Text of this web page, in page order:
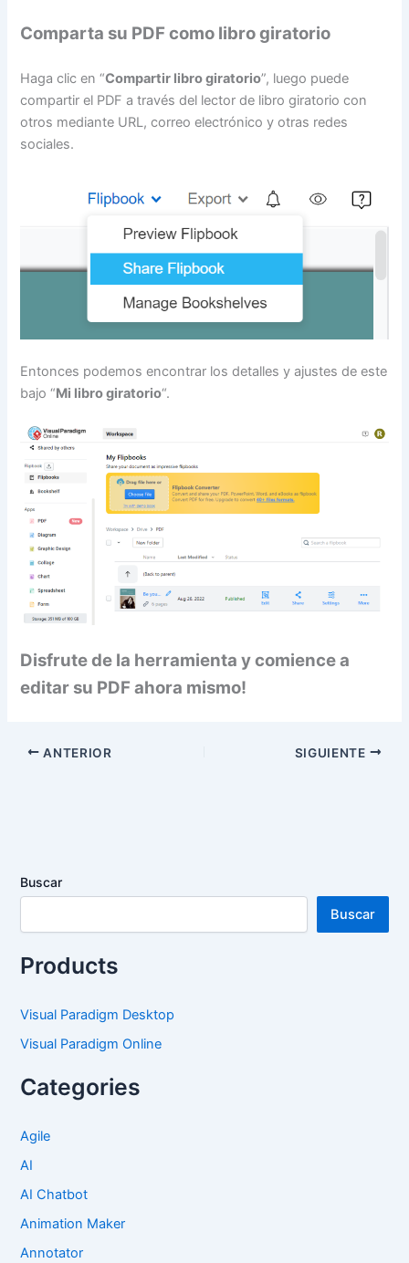
Comparta su PDF como libro giratorio
Haga clic en “Compartir libro giratorio”, luego puede
compartir el PDF a través del lector de libro giratorio con
otros mediante URL, correo electrónico y otras redes
sociales.
Entonces podemos encontrar los detalles y ajustes de este
bajo “Mi libro giratorio“.
Disfrute de la herramienta y comience a
editar su PDF ahora mismo!
ANTERIOR SIGUIENTE
Buscar
Buscar
Products
Visual Paradigm Desktop
Visual Paradigm Online
Categories
Agile
AI
AI Chatbot
Animation Maker
Annotator